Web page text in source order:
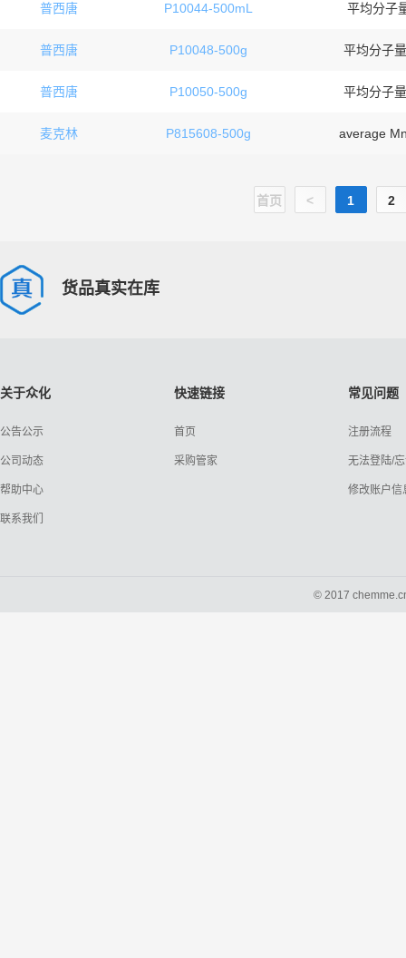
普西唐 P10044-500mL 平均分子
普西唐 P10048-500g 平均分子
普西唐 P10050-500g 平均分子
麦克林 P815608-500g average
首页 < 1 2
货品真实在库
关于众化
公告公示
公司动态
帮助中心
联系我们
快速链接
首页
采购管家
常见问题
注册流程
无法登陆/
修改账户信
© 2017